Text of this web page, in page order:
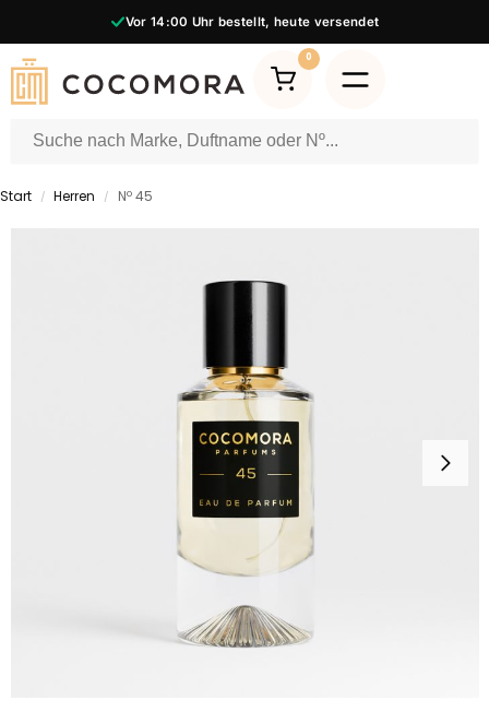
Vor14:00 Uhr bestellt, heute versendet
0
Start / Herren / Nº 45